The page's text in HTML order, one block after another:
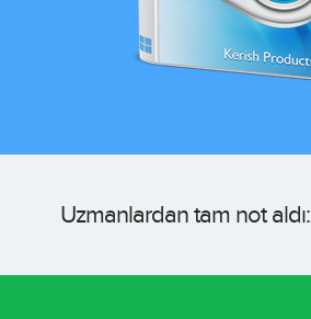
Uzmanlardan tam not aldı: